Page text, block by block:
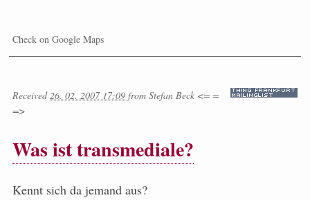
Check on Google Maps
Received26. 02. 2007 17:09 from Stefan Beck <= =
=>
Was ist transmediale?
Kennt sich da jemand aus?